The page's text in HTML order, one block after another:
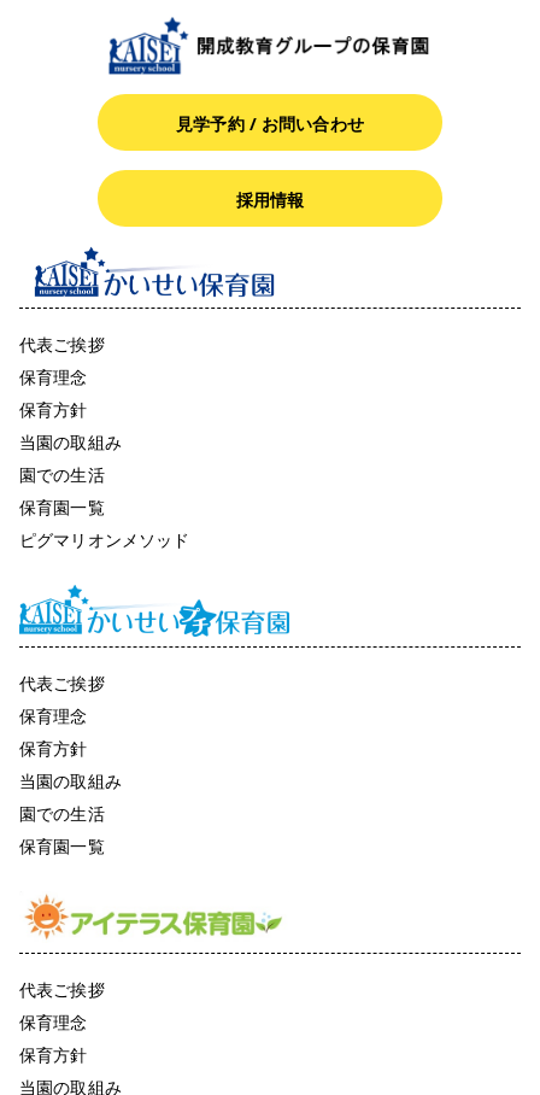
見学予約 / お問い合わせ
採用情報
代表ご挨拶
保育理念
保育方針
当園の取組み
園での生活
保育園一覧
ピグマリオンメソッド
代表ご挨拶
保育理念
保育方針
当園の取組み
園での生活
保育園一覧
代表ご挨拶
保育理念
保育方針
当園の取組み